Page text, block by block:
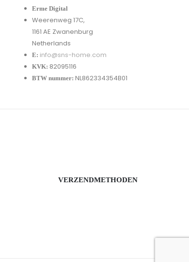
Erme Digital
Weerenweg 17C,
1161 AE Zwanenburg
Netherlands
E: info@sns-home.com
KVK: 82095116
BTW nummer: NL862334354B01
VERZENDMETHODEN